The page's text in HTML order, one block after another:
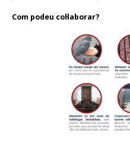
Com podeu col·laborar?